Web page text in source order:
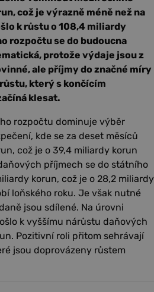
což je výrazně méně než na
k růstu o 108,4 miliardy
rozpočtu se do budoucna
protože výdaje jsou z
ale příjmy do značné míry
který s končícím
klesat.
rozpočtu dominuje výběr
kde se za deset měsíců
což je o 39,4 miliardy korun
příjmech se do státního
korun, což je o 28,2 miliardy
loňského roku. Je však nutné
jsou sdílené. Na úrovni
k vyššímu nárůstu daňových
Pozitivní roli přitom sehrávají
jsou doprovázeny růstem